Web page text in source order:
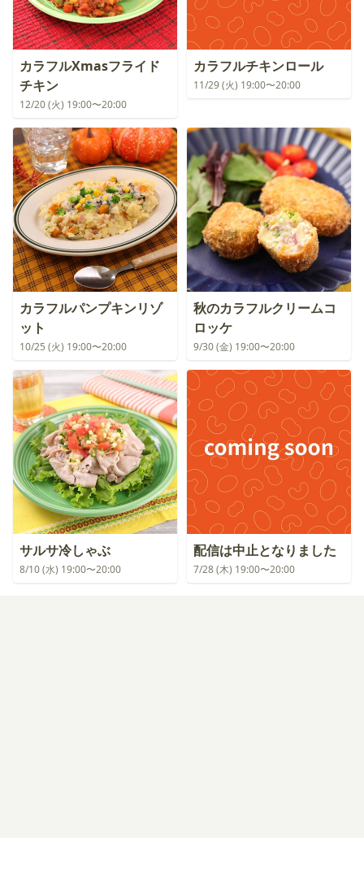
カラフルXmasフライド
チキン
12/20 (火) 19:00〜20:00
カラフルチキンロール
11/29 (火) 19:00〜20:00
カラフルパンプキンリゾ
ット
10/25 (火) 19:00〜20:00
秋のカラフルクリームコ
ロッケ
9/30 (金) 19:00〜20:00
サルサ冷しゃぶ
8/10 (水) 19:00〜20:00
配信は中止となりました
7/28 (木) 19:00〜20:00